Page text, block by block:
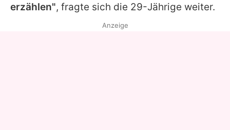
erzählen", fragte sich die 29-Jährige weiter.
Anzeige